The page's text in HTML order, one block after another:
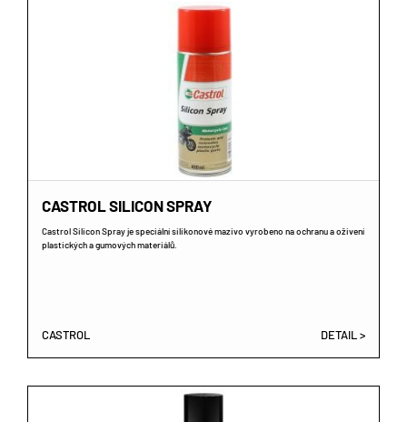
CASTROL SILICON SPRAY
Castrol Silicon Spray je speciální silikonové mazivo vyrobeno na ochranu a oživení
plastických a gumových materiálů.
CASTROL DETAIL >